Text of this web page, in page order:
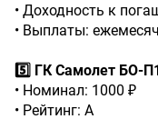
• Доходность к
• Выплаты:
5️⃣ ГК Самолет БО-
• Номинал: 1000 ₽
• Рейтинг: А